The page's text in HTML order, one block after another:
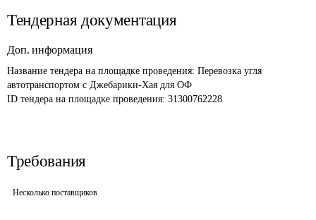
Тендерная документация
Доп. информация
Название тендера на площадке проведения: Перевозка угля
автотранспортом с Джебарики-Хая для ОФ
ID тендера на площадке проведения: 31300762228
Требования
Несколько поставщиков